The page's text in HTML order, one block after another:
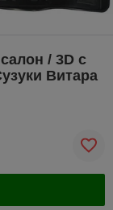
/ 3D c
Витара